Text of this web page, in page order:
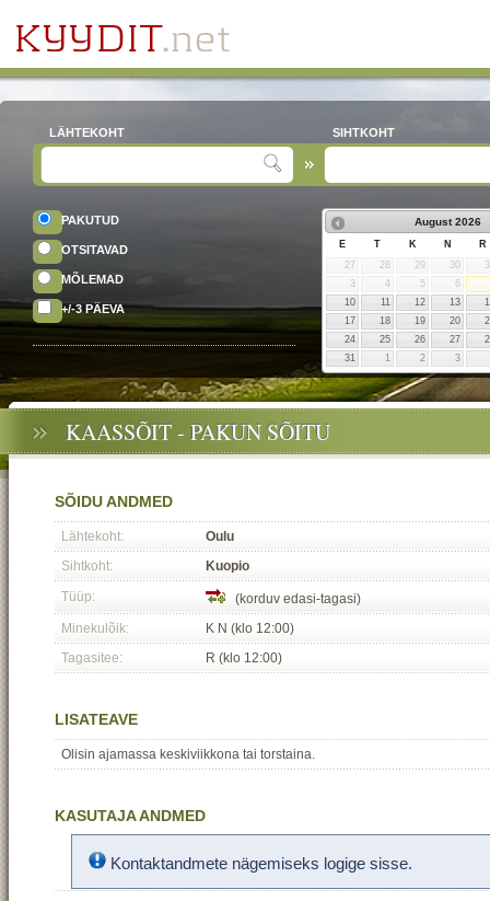
LÄHTEKOHT SIHTKOHT
PAKUTUD
OTSITAVAD
MÕLEMAD
+/-3 PÄEVA
August 2026
E T K N
R
27
28 29 30
3
4 5
6
10
11 12 13
17
18 19 20
24
25 26 27
31
1 2 3
KAASSÕIT - PAKUN SÕITU
SÕIDU ANDMED
Lähtekoht:
Oulu
Sihtkoht:
Kuopio
Tüüp:
(korduv edasi-tagasi)
Minekulõik:
K N (klo 12:00)
Tagasitee:
R (klo 12:00)
LISATEAVE
Olisin ajamassa keskiviikkona tai torstaina.
KASUTAJA ANDMED
Kontaktandmete nägemiseks logige sisse.